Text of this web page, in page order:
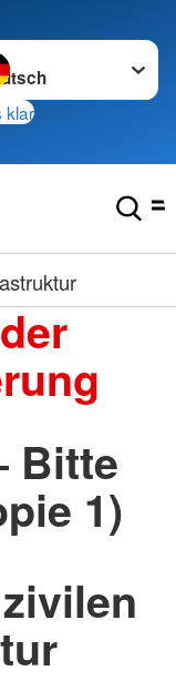
wechseln zu
klar
Bitte
1)